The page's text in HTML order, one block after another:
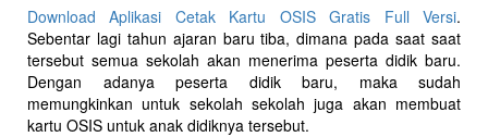
Download Aplikasi Cetak Kartu OSIS Gratis Full Versi.
Sebentar lagi tahun ajaran baru tiba, dimana pada saat saat
tersebut semua sekolah akan menerima peserta didik baru.
Dengan adanya peserta didik baru, maka sudah
memungkinkan untuk sekolah sekolah juga akan membuat
kartu OSIS untuk anak didiknya tersebut.